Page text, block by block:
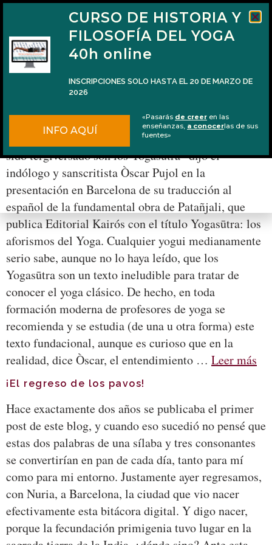
Los Yogasūtra en traducción de Òscar Pujol
“Si hay un texto de la literatura universal que ha
sido tergiversado son los Yogasūtra” dijo el
indólogo y sanscritista Òscar Pujol en la
presentación en Barcelona de su traducción al
español de la fundamental obra de Patañjali, que
publica Editorial Kairós con el título Yogasūtra: los
aforismos del Yoga. Cualquier yogui medianamente
serio sabe, aunque no lo haya leído, que los
Yogasūtra son un texto ineludible para tratar de
conocer el yoga clásico. De hecho, en toda
formación moderna de profesores de yoga se
recomienda y se estudia (de una u otra forma) este
texto fundacional, aunque es curioso que en la
realidad, dice Òscar, el entendimiento … Leer más
¡El regreso de los pavos!
Hace exactamente dos años se publicaba el primer
post de este blog, y cuando eso sucedió no pensé que
estas dos palabras de una sílaba y tres consonantes
se convertirían en pan de cada día, tanto para mí
como para mi entorno. Justamente ayer regresamos,
con Nuria, a Barcelona, la ciudad que vio nacer
efectivamente esta bitácora digital. Y digo nacer,
porque la fecundación primigenia tuvo lugar en la
CURSO DE HISTORIA Y
FILOSOFÍA DEL YOGA
40h online
INSCRIPCIONES SOLO HASTA EL 20 DE MARZO DE
2026
INFO AQUÍ
«Pasarás de creer en las
enseñanzas, a conocerlas de sus
fuentes»